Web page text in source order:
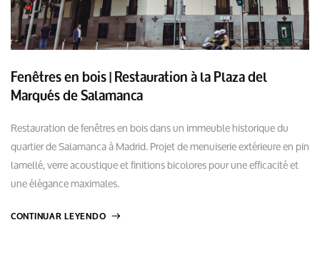
Fenêtres en bois | Restauration à la Plaza del
Marqués de Salamanca
Restauration de fenêtres en bois dans un immeuble historique du
quartier de Salamanca à Madrid. Projet de menuiserie extérieure en pin
lamellé, verre acoustique et finitions bicolores pour une efficacité et
une élégance maximales.
CONTINUAR LEYENDO